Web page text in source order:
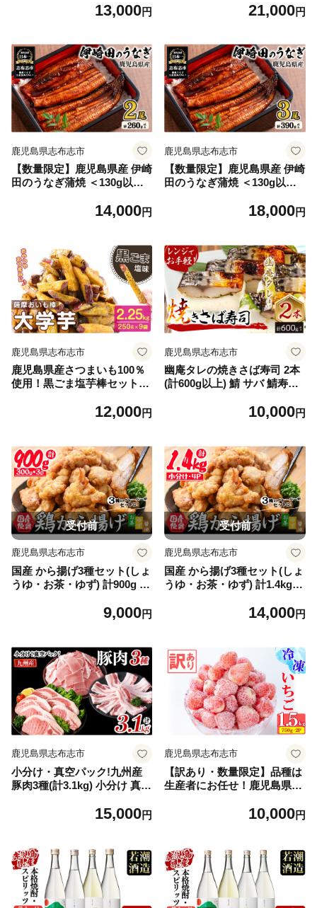
ばやき タレ ご飯 おこわ うな
13,000円
なぎ ウナギ 蒲焼き 3尾 国産
21,000円
鹿児島県志布志市
【数量限定】鹿児島県産 伊崎
田のうなぎ蒲焼 ＜130g以上
ぎ ウナギ 蒲焼き 2尾 国産 九
14,000円
鹿児島県志布志市
【数量限定】鹿児島県産 伊崎
田のうなぎ蒲焼 ＜130g以上
ぎ ウナギ 蒲焼き 3尾 国産 九
18,000円
鹿児島県志布志市
鹿児島県産さつまいも100％
使用！黒ごま塩芋棒セット
芋 大学芋 お芋棒 ごま ごま塩
ス ランキング 人気 a2-096
12,000円
鹿児島県志布志市
幽庵タレの焼きさば寿司 2本
(計600g以上) 鯖 サバ 鯖寿司
10,000円
受付前
鹿児島県志布志市
国産 から揚げ3種セット(しょ
うゆ・お茶・ゆず) 計900g 鶏
惣菜 おかず 揚げ物 冷凍 レン
9,000円
受付前
鹿児島県志布志市
国産 から揚げ3種セット(しょ
うゆ・お茶・ゆず) 計1.4kg
惣菜 おかず 揚げ物 冷凍 レン
14,000円
鹿児島県志布志市
小分け・真空パック!九州産
豚肉3種(計3.1kg) 小分け 真空
モモ ウデ バラエティ セット
15,000円
鹿児島県志布志市
【訳あり・数量限定】品種は
生産者にお任せ！鹿児島県産
g) いちご イチゴ 苺 ジャム
10,000円